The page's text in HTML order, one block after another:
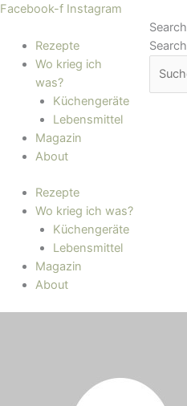
Zum
springen
Facebook-f Instagram
Search
Search
Rezepte
Wo krieg ich
was?
Küchengeräte
Lebensmittel
Magazin
About
Rezepte
Wo krieg ich was?
Küchengeräte
Lebensmittel
Magazin
About